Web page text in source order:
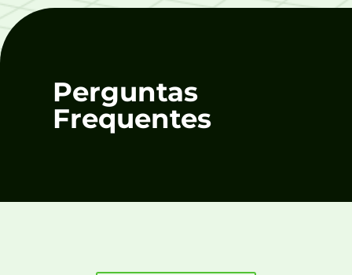
Perguntas
Frequentes